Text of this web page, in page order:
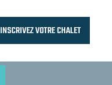
INSCRIVEZ VOTRE CHALET